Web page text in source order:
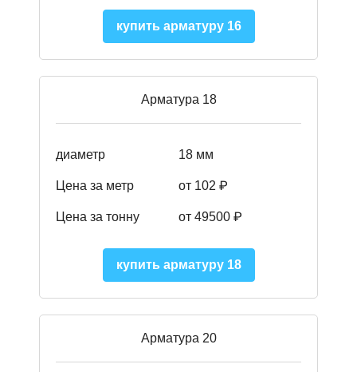
купить арматуру 16
Арматура 18
диаметр 18 мм
Цена за метр от 102 ₽
Цена за тонну от 49500 ₽
купить арматуру 18
Арматура 20